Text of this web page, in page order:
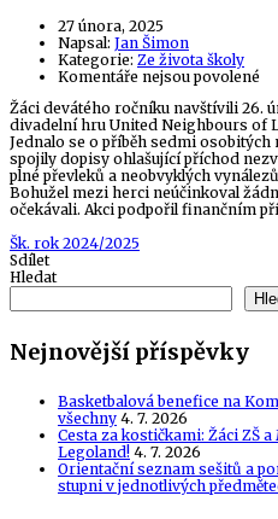
27 února, 2025
Napsal: Author
Jan Šimon
Kategorie: Ze života školy
Komentáře nejsou povolené
s
Žáci devátého ročníku navštívili 26.
divadelní hru United Neighbours of
Jednalo se o příběh sedmi
spojily dopisy ohlašující příchod
plné převleků a neobvyklých
Bohužel mezi herci neúčinkoval
očekávali. Akci podpořil finančním
Tags
Šk. rok 2024/2025
Sdílet
Hledat
Nejnovější příspěvky
Basketbalová benefice na
všechny 4. 7. 2026
Cesta za kostičkami: Žáci ZŠ
Legoland! 4. 7. 2026
Orientační seznam sešitů a
stupni v jednotlivých